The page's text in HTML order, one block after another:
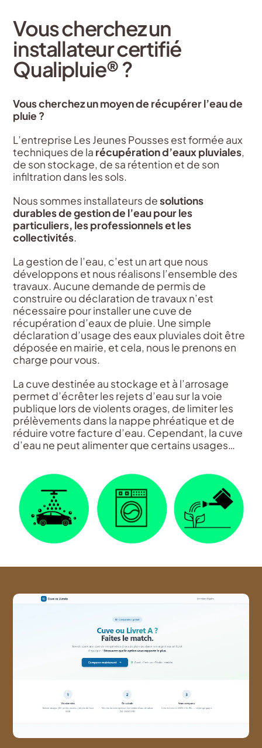
Vous cherchez un
installateur certifié
Qualipluie® ?
Vous cherchez un moyen de récupérer l’eau de
pluie ?
L’entreprise Les Jeunes Pousses est formée aux
techniques de la récupération d’eaux pluviales,
de son stockage, de sa rétention et de son
infiltration dans les sols.
Nous sommes installateurs desolutions
durables de gestion de l’eau pour les
particuliers, les professionnelset les
collectivités.
La gestion de l’eau, c’est un art que nous
développons et nous réalisons l’ensemble des
travaux. Aucune demande de permis de
construire ou déclaration de travaux n’est
nécessaire pour installer une cuve de
récupération d’eaux de pluie. Une simple
déclaration d’usage des eaux pluviales doit être
déposée en mairie, et cela, nous le prenons en
charge pour vous.
La cuve destinée au stockage et à l’arrosage
permet d’écrêter les rejets d’eau sur la voie
publique lors de violents orages, de limiter les
prélèvements dans la nappe phréatique et de
réduire votre facture d’eau. Cependant, la cuve
d’eau ne peut alimenter que certains usages…